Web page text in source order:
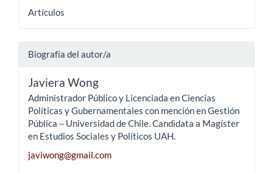
Artículos
Biografía del autor/a
Javiera Wong
Administrador Público y Licenciada en Ciencias
Políticas y Gubernamentales con mención en Gestión
Pública – Universidad de Chile. Candidata a Magíster
en Estudios Sociales y Políticos UAH.
javiwong@gmail.com